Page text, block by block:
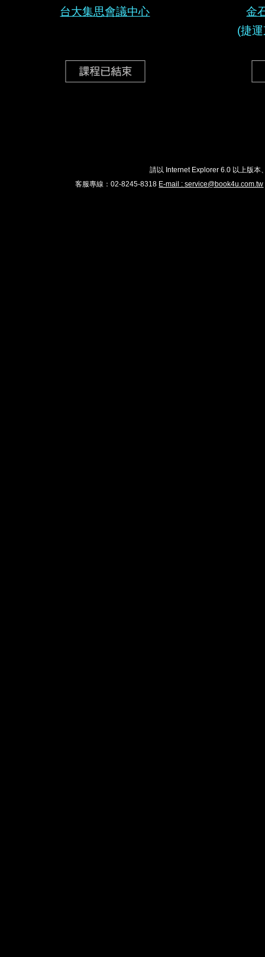
台大集思會議中心
金
(捷
請以 Internet Explorer 6.0 以上版本
客服專線：02-8245-8318 E-mail :service@book4u.com.tw